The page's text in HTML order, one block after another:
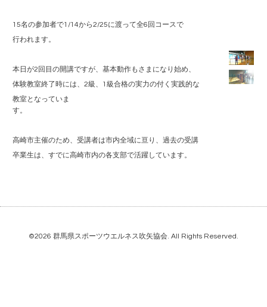
15名の参加者で1/14から2/25に渡って全6回コースで
行われます。
本日が2回目の開講ですが、基本動作もさまになり始め、
体験教室終了時には、2級、1級合格の実力の付く実践的な
教室となっていま
す。
高崎市主催のため、受講者は市内全域に亘り、過去の受講
卒業生は、すでに高崎市内の各支部で活躍しています。
©2026 群馬県スポーツウエルネス吹矢協会. All Rights Reserved.